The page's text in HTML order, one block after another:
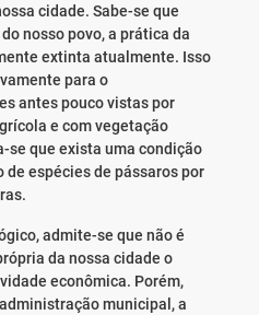
cidade. Sabe-se que
nosso povo, a prática da
extinta atualmente. Isso
para o
antes pouco vistas por
e com vegetação
se que exista uma condição
espécies de pássaros por
admite-se que não é
da nossa cidade o
econômica. Porém,
municipal, a